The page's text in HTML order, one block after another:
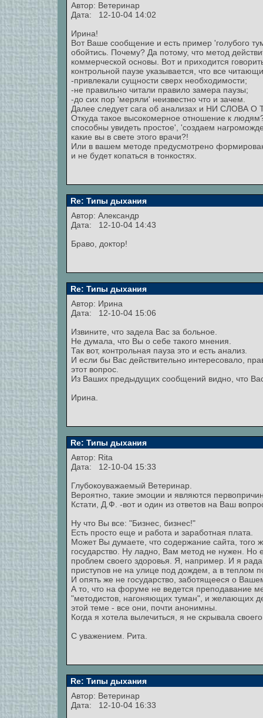
Автор: Ветеринар
Дата: 12-10-04 14:02
Ирина!
Вот Ваше сообщение и есть пример 'голубого
обойтись. Почему? Да потому, что метод
коммерческой основы. Вот и приходится
контрольной паузе указывается, что все
-привлекали сущности сверх необходимости;
-не правильно читали правило замера паузы;
-до сих пор 'меряли' неизвестно что и зачем.
Далее следует сага об анализах и НИ
Откуда такое высокомерное отношение к
способны увидеть простое', 'создаем
какие вы в свете этого врачи?!
Или в вашем методе предусмотрено
и не будет копаться в тонкостях.
Re: Типы дыхания
Автор: Александр
Дата: 12-10-04 14:43
Браво, доктор!
Re: Типы дыхания
Автор: Ирина
Дата: 12-10-04 15:06
Извините, что задела Вас за больное.
Не думала, что Вы о себе такого мнения.
Так вот, контрольная пауза это и есть анализ.
И если бы Вас действительно интересовало,
этот вопрос.
Из Ваших предыдущих сообщений видно, что
Ирина.
Re: Типы дыхания
Автор: Rita
Дата: 12-10-04 15:33
Глубокоуважаемый Ветеринар.
Вероятно, такие эмоции и являются
Кстати, Д.Ф. -вот и один из ответов на Ваш
Ну что Вы все: "Бизнес, бизнес!"
Есть просто еще и работа и заработная плата.
Может Вы думаете, что содержание сайта,
государство. Ну ладно, Вам метод не нужен. Но
проблем своего здоровья. Я, например. И я
приступов не на улице под дождем, а в теплом
И опять же не государство, заботящееся о
А то, что на форуме не ведется преподавание
"методистов, нагоняющих туман", и желающих
этой теме - все они, почти анонимны.
Когда я хотела вылечиться, я не скрывала
С уважением. Рита.
Re: Типы дыхания
Автор: Ветеринар
Дата: 12-10-04 16:33